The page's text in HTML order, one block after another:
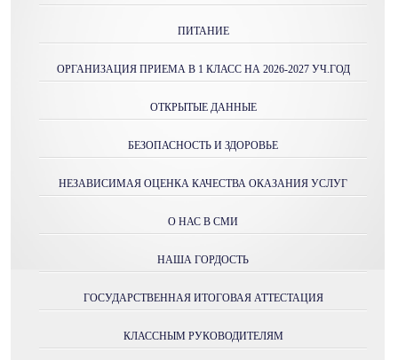
ПИТАНИЕ
ОРГАНИЗАЦИЯ ПРИЕМА В 1 КЛАСС НА 2026-2027 УЧ.ГОД
ОТКРЫТЫЕ ДАННЫЕ
БЕЗОПАСНОСТЬ И ЗДОРОВЬЕ
НЕЗАВИСИМАЯ ОЦЕНКА КАЧЕСТВА ОКАЗАНИЯ УСЛУГ
О НАС В СМИ
НАША ГОРДОСТЬ
ГОСУДАРСТВЕННАЯ ИТОГОВАЯ АТТЕСТАЦИЯ
КЛАССНЫМ РУКОВОДИТЕЛЯМ